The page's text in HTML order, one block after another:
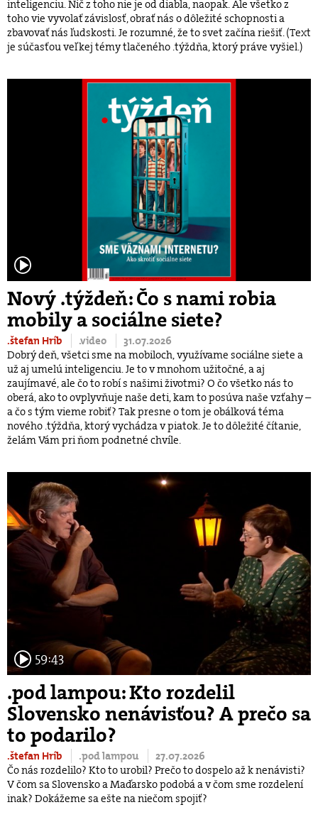
inteligenciu. Nič z toho nie je od diabla, naopak. Ale všetko z
toho vie vyvolať závislosť, obrať nás o dôležité schopnosti a
zbavovať nás ľudskosti. Je rozumné, že to svet začína riešiť. (Text
je súčasťou veľkej témy tlačeného .týždňa, ktorý práve vyšiel.)
Nový .týždeň: Čo s nami robia
mobily a sociálne siete?
.štefan Hríb .video
31.07.2026
Dobrý deň, všetci sme na mobiloch, využívame sociálne siete a
už aj umelú inteligenciu. Je to v mnohom užitočné, a aj
zaujímavé, ale čo to robí s našimi životmi? O čo všetko nás to
oberá, ako to ovplyvňuje naše deti, kam to posúva naše vzťahy –
a čo s tým vieme robiť? Tak presne o tom je obálková téma
nového .týždňa, ktorý vychádza v piatok. Je to dôležité čítanie,
želám Vám pri ňom podnetné chvíle.
59:43
.pod lampou: Kto rozdelil
Slovensko nenávisťou? A prečo sa
to podarilo?
.štefan Hríb .pod lampou
27.07.2026
Čo nás rozdelilo? Kto to urobil? Prečo to dospelo až k nenávisti?
V čom sa Slovensko a Maďarsko podobá a v čom sme rozdelení
inak? Dokážeme sa ešte na niečom spojiť?